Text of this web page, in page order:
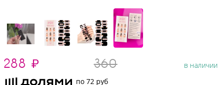
288 ₽ 360
в наличии
по 72 руб